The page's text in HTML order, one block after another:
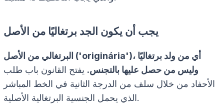
يجب أن يكون الجد برتغاليًا من الأصل
البرتغالي من الأصل ('originária')، أي من ولد برتغاليًا
وليس من حصل عليها بالتجنس. يفتح القانون باب طلب
الأحفاد من خلال سلف من الدرجة الثانية في الخط المباشر
الذي يحمل الجنسية البرتغالية الأصلية.